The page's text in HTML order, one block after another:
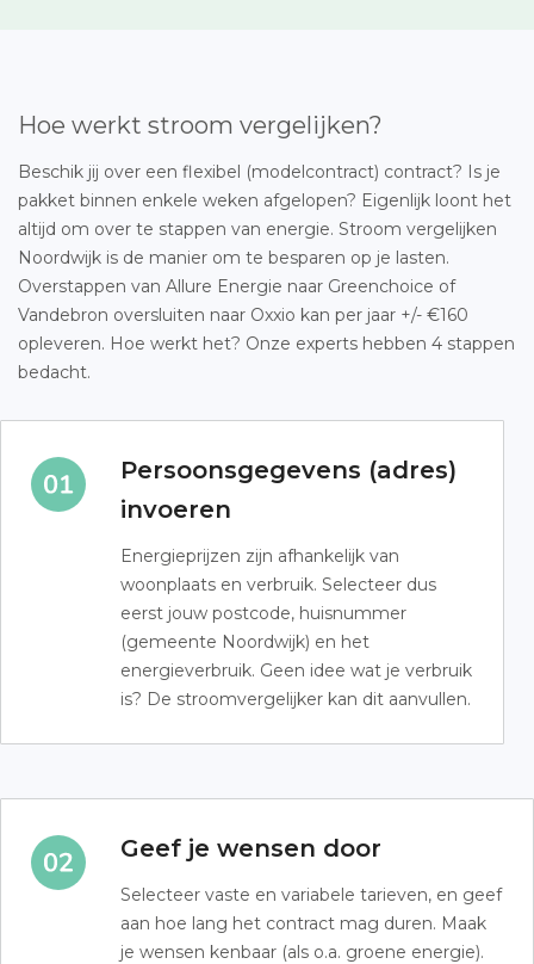
Hoe werkt stroom vergelijken?
Beschik jij over een flexibel (modelcontract) contract? Is je
pakket binnen enkele weken afgelopen? Eigenlijk loont het
altijd om over te stappen van energie. Stroom vergelijken
Noordwijk is de manier om te besparen op je lasten.
Overstappen van Allure Energie naar Greenchoice of
Vandebron oversluiten naar Oxxio kan per jaar +/- €160
opleveren. Hoe werkt het? Onze experts hebben 4 stappen
bedacht.
Persoonsgegevens (adres)
invoeren
Energieprijzen zijn afhankelijk van
woonplaats en verbruik. Selecteer dus
eerst jouw postcode, huisnummer
(gemeente Noordwijk) en het
energieverbruik. Geen idee wat je verbruik
is? De stroomvergelijker kan dit aanvullen.
Geef je wensen door
Selecteer vaste en variabele tarieven, en geef
aan hoe lang het contract mag duren. Maak
je wensen kenbaar (als o.a. groene energie).